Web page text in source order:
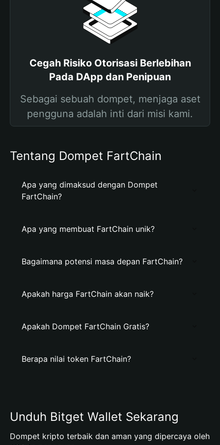
Cegah Risiko Otorisasi Berlebihan
Pada DApp dan Penipuan
Sebagai sebuah dompet, menjaga aset
pengguna adalah inti dari misi kami.
Tentang Dompet FartChain
Apa yang dimaksud dengan Dompet
FartChain?
Apa yang membuat FartChain unik?
Bagaimana potensi masa depan FartChain?
Apakah harga FartChain akan naik?
Apakah Dompet FartChain Gratis?
Berapa nilai token FartChain?
Unduh Bitget Wallet Sekarang
Dompet kripto terbaik dan aman yang dipercaya oleh